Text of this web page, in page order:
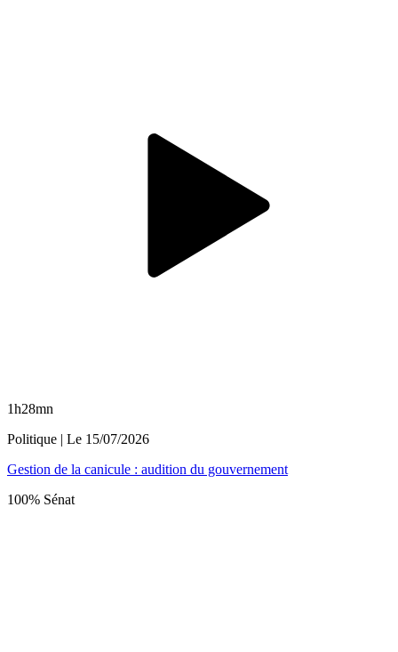
1h28mn
Politique | Le 15/07/2026
Gestion de la canicule : audition du gouvernement
100% Sénat